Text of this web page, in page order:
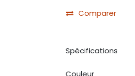
Comparer
Spécifications
Couleur